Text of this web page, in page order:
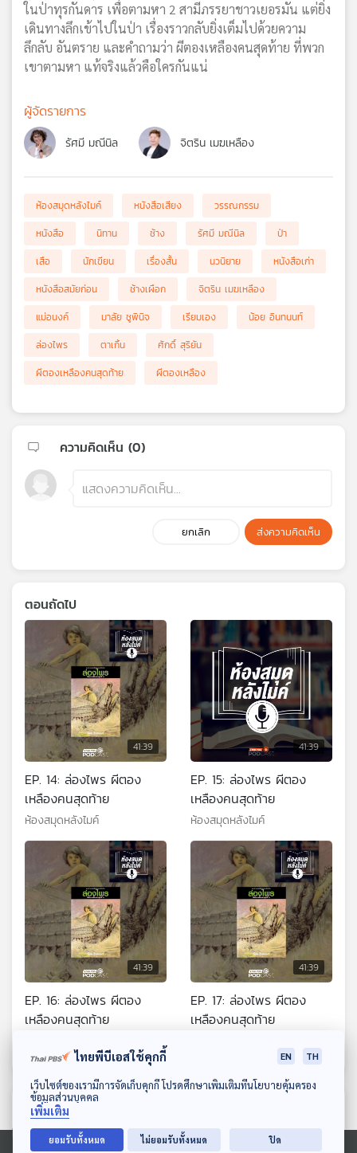
ดาวน์โหลด Thai PBS Podcast Application
ในป่าทุรกันดาร เพื่อตามหา 2 สามีภรรยาชาวเยอรมัน แต่ยิ่ง
เดินทางลึกเข้าไปในป่า เรื่องราวกลับยิ่งเต็มไปด้วยความ
ลึกลับ อันตราย และคำถามว่า ผีตองเหลืองคนสุดท้าย ที่พวก
เขาตามหา แท้จริงแล้วคือใครกันแน่
ผู้จัดรายการ
รัศมี มณีนิล จิตริน เมฆเหลือง
ห้องสมุดหลังไมค์ หนังสือเสียง
วรรณกรรม
หนังสือ
นิทาน ช้าง รัศมี มณีนิล
ป่า
เสือ
นักเขียน เรื่องสั้น นวนิยาย
หนังสือเก่า
หนังสือสมัยก่อน
ช้างเผือก
จิตริน เมฆเหลือง
แม่อนงค์
มาลัย ชูพินิจ เรียมเอง
น้อย อินทนนท์
ล่องไพร
ตาเกิ้น
ศักดิ์ สุริยัน
ผีตองเหลืองคนสุดท้าย
ผีตองเหลือง
ความคิดเห็น (0)
ยกเลิก ส่งความคิดเห็น
ตอนถัดไป
41:39
EP. 14: ล่องไพร ผีตอง
เหลืองคนสุดท้าย
ห้องสมุดหลังไมค์
41:39
EP. 15: ล่องไพร ผีตอง
เหลืองคนสุดท้าย
ห้องสมุดหลังไมค์
41:39
EP. 16: ล่องไพร ผีตอง
เหลืองคนสุดท้าย
41:39
EP. 17: ล่องไพร ผีตอง
เหลืองคนสุดท้าย
ตอนที่เกี่ยวข้อง
ไทยพีบีเอสใช้คุกกี้ EN TH
เว็บไซต์ของเรามีการจัดเก็บคุกกี้ โปรดศึกษาเพิ่มเติมที่นโยบายคุ้มครอง
ข้อมูลส่วนบุคคล
เพิ่มเติม
ยอมรับทั้งหมด ไม่ยอมรับทั้งหมด ปิด